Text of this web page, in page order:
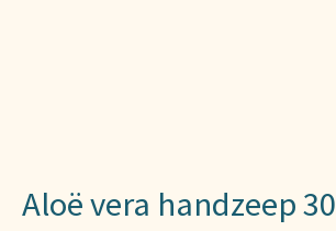
Aloë vera handzeep